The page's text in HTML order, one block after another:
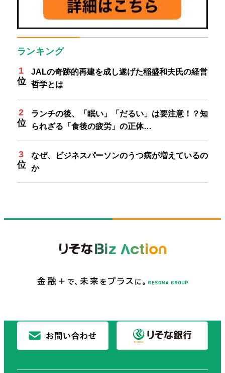
ランキング
JALの奇跡的再建を成し遂げた稲盛和夫氏の経営
哲学とは
ランチの後、「眠い」「だるい」は要注意！？知
られざる「食後の疲労」の正体…
なぜ、ビジネスパーソンのうつ病が増えているの
か